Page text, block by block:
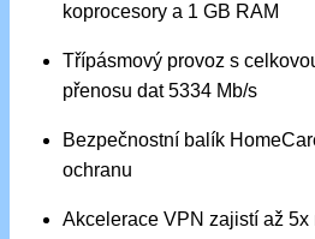
koprocesory a 1 GB RAM
Třípásmový provoz s
přenosu dat 5334 Mb/s
Bezpečnostní balík
ochranu
Akcelerace VPN zajistí až